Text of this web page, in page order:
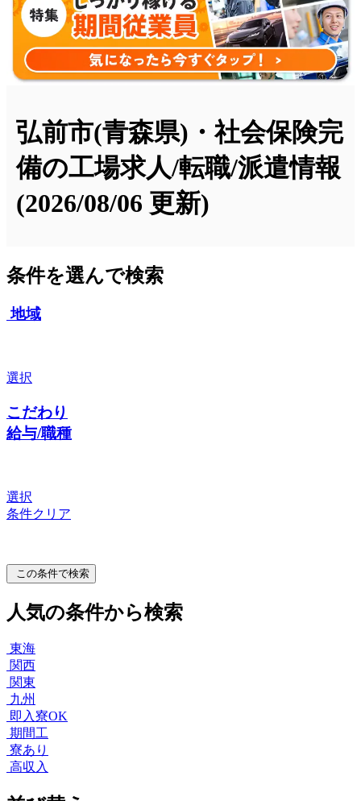
弘前市(青森県)・社会保険完
備の工場求人/転職/派遣情報
(2026/08/06 更新)
条件を選んで検索
地域
選択
こだわり
給与/職種
選択
条件クリア
この条件で検索
人気の条件から検索
東海
関西
関東
九州
即入寮OK
期間工
寮あり
高収入